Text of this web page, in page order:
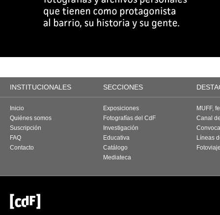
INSTITUCIONALES SECCIONES
Inicio
Quiénes somos
Suscripción
FAQ
Contacto
Exposiciones
Fotografías del CdF
Investigación
Educativa
Catálogo
Mediateca
MUFF,
Canal
Líneas